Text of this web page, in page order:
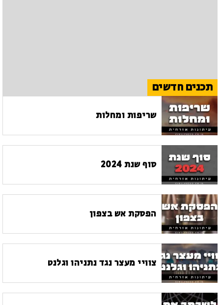
תכנים חדשים
שריפות ומחלות
סוף שנת 2024
הפסקת אש בצפון
צוויי מעצר נגד נתניהו וגלנט